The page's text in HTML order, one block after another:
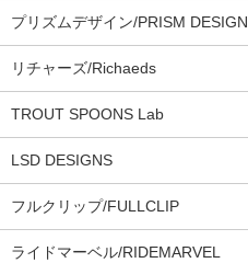
プリズムデザイン/PRISM DESIGN
リチャーズ/Richaeds
TROUT SPOONS Lab
LSD DESIGNS
フルクリップ/FULLCLIP
ライドマーベル/RIDEMARVEL